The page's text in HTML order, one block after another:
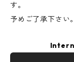
す。
予めご了承下さい。